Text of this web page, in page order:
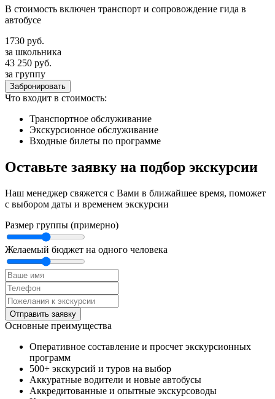
В стоимость включен транспорт и сопровождение гида в
автобусе
1730 руб.
за школьника
43 250 руб.
за группу
Забронировать
Что входит в стоимость:
Транспортное обслуживание
Экскурсионное обслуживание
Входные билеты по программе
Оставьте заявку на подбор экскурсии
Наш менеджер свяжется с Вами в ближайшее время, поможет
с выбором даты и временем экскурсии
Размер группы (примерно)
Желаемый бюджет на одного человека
Отправить заявку
Основные преимущества
Оперативное составление и просчет экскурсионных
программ
500+ экскурсий и туров на выбор
Аккуратные водители и новые автобусы
Аккредитованные и опытные экскурсоводы